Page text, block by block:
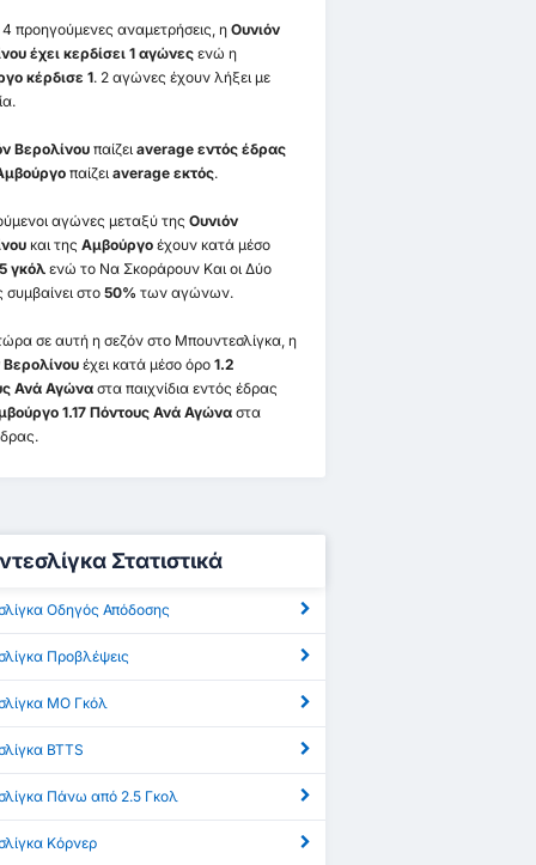
4 προηγούμενες αναμετρήσεις, ηΟυνιόν
έχει κερδίσει 1 αγώνεςενώ η
κέρδισε 1. 2 αγώνες έχουν λήξει με
Βερολίνουπαίζει average εντός έδρας
παίζει average εκτός.
αγώνες μεταξύ της Ουνιόν
και της Αμβούργοέχουν κατά μέσο
γκόλενώ το Να Σκοράρουν Και οι Δύο
στο50% των αγώνων.
σε αυτή η σεζόν στο Μπουντεσλίγκα, η
Βερολίνουέχει κατά μέσο όρο 1.2
Ανά Αγώνα στα παιχνίδια εντός έδρας
1.17 Πόντους Ανά Αγώνα στα
Στατιστικά
Οδηγός Απόδοσης
Προβλέψεις
ΜΟ Γκόλ
BTTS
Πάνω από 2.5 Γκολ
Κόρνερ